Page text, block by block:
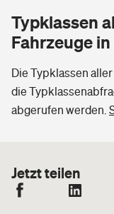
Typklassen
Fahrzeuge
Die Typklassen
die
abgerufen werden.
Jetzt teilen